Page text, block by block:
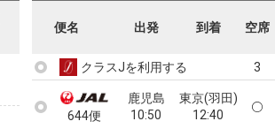
便名 出発 到着 空席
642便
鹿児島
08:50
東京(羽田)
10:35
クラスJを利用する 3
644便
鹿児島
10:50
東京(羽田)
12:40